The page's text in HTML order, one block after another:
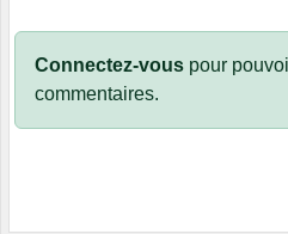
Connectez-vous pour
commentaires.